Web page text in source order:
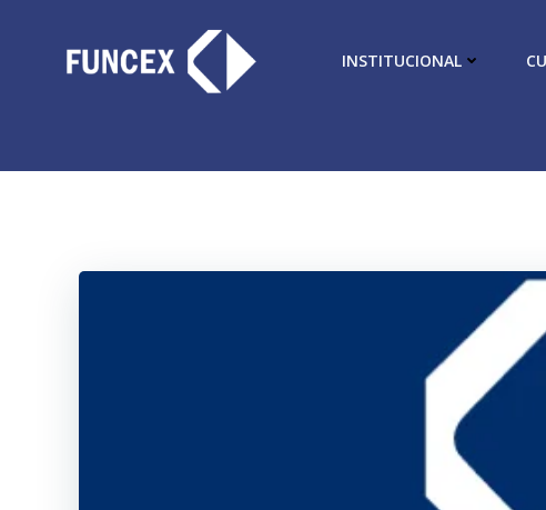
INSTITUCIONAL